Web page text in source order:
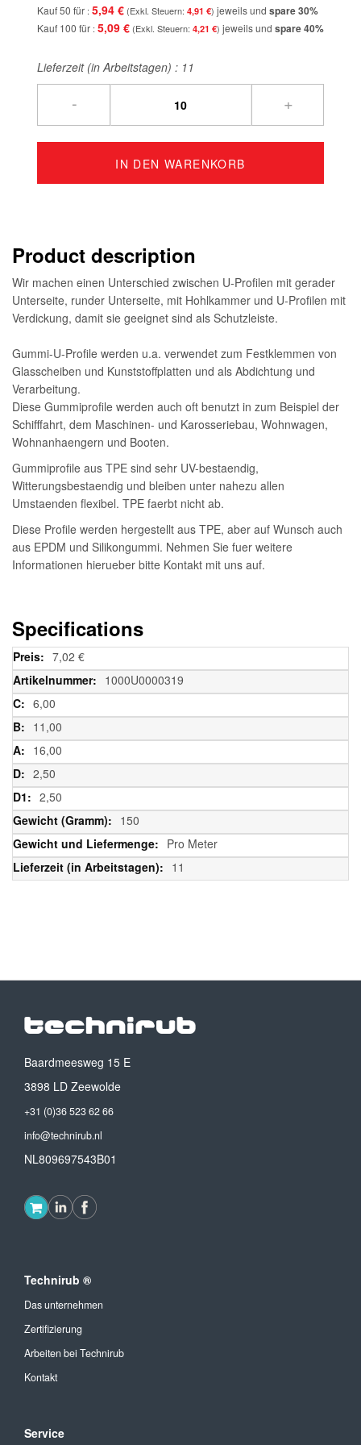
Kauf 50 für 5,94 € 4,91 € jeweils und spare30%
Kauf 100 für 5,09 € 4,21 € jeweils und spare40%
Lieferzeit (in Arbeitstagen) : 11
- +
IN DEN WARENKORB
Product description
Wir machen einen Unterschied zwischen U-Profilen mit gerader
Unterseite, runder Unterseite, mit Hohlkammer und U-Profilen mit
Verdickung, damit sie geeignet sind als Schutzleiste.
Gummi-U-Profile werden u.a. verwendet zum Festklemmen von
Glasscheiben und Kunststoffplatten und als Abdichtung und
Verarbeitung.
Diese Gummiprofile werden auch oft benutzt in zum Beispiel der
Schifffahrt, dem Maschinen- und Karosseriebau, Wohnwagen,
Wohnanhaengern und Booten.
Gummiprofile aus TPE sind sehr UV-bestaendig,
Witterungsbestaendig und bleiben unter nahezu allen
Umstaenden flexibel. TPE faerbt nicht ab.
Diese Profile werden hergestellt aus TPE, aber auf Wunsch auch
aus EPDM und Silikongummi. Nehmen Sie fuer weitere
Informationen hierueber bitte Kontakt mit uns auf.
Specifications
Weitere
Informationen
7,02 €
1000U0000319
6,00
11,00
16,00
2,50
2,50
150
Pro Meter
11
Baardmeesweg 15 E
3898 LD Zeewolde
+31 (0)36 523 62 66
info@technirub.nl
NL809697543B01
Technirub ®
Das unternehmen
Zertifizierung
Arbeiten bei Technirub
Kontakt
Service